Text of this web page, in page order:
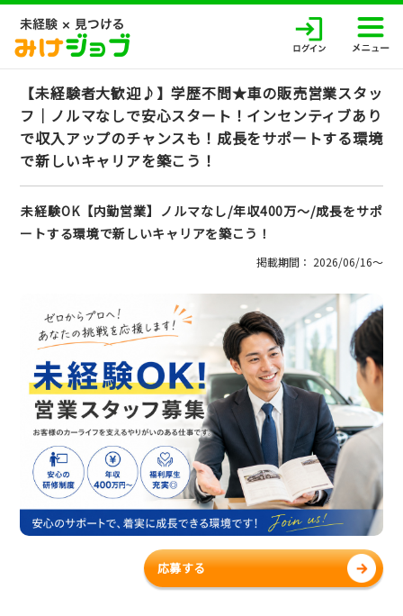
【未経験者大歓迎♪】学歴不問★車の販売営業スタッ
フ｜ノルマなしで安心スタート！インセンティブあり
で収入アップのチャンスも！成長をサポートする環境
で新しいキャリアを築こう！
未経験OK【内勤営業】ノルマなし/年収400万～/成長をサポ
ートする環境で新しいキャリアを築こう！
掲載期間： 2026/06/16〜
応募する